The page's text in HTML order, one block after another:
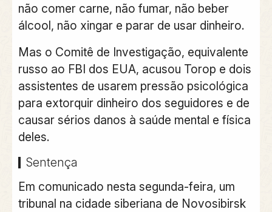
não comer carne, não fumar, não beber
álcool, não xingar e parar de usar dinheiro.
Mas o Comitê de Investigação, equivalente
russo ao FBI dos EUA, acusou Torop e dois
assistentes de usarem pressão psicológica
para extorquir dinheiro dos seguidores e de
causar sérios danos à saúde mental e física
deles.
Sentença
Em comunicado nesta segunda-feira, um
tribunal na cidade siberiana de Novosibirsk